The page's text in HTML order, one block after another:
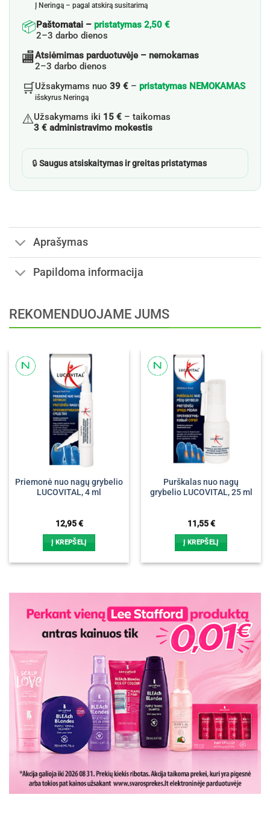
Į Neringą – pagal atskirą susitarimą
📦Paštomatai – pristatymas 2,50 €
2–3 darbo dienos
🏬Atsiėmimas parduotuvėje – nemokamas
2–3 darbo dienos
🛒Užsakymams nuo 39 € – pristatymas NEMOKAMAS
išskyrus Neringą
⚠️Užsakymams iki 15 € – taikomas
3 € administravimo mokestis
🔒Saugus atsiskaitymas ir greitas pristatymas
Aprašymas
Papildoma informacija
REKOMENDUOJAME JUMS
Priemonė nuo nagų grybelio
LUCOVITAL, 4 ml
12,95€
Į KREPŠELĮ
Purškalas nuo nagų
grybelio LUCOVITAL, 25 ml
11,55€
Į KREPŠELĮ